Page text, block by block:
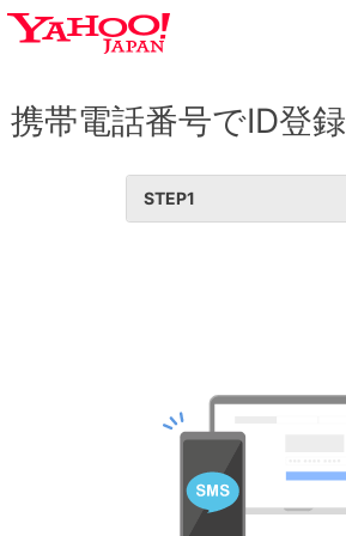
携帯電話番号でID登録
STEP1